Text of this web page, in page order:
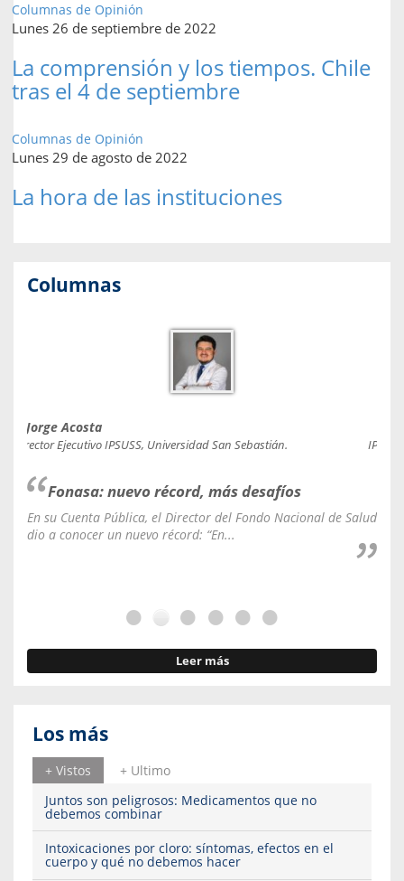
Columnas de Opinión
Lunes 26 de septiembre de 2022
La comprensión y los tiempos. Chile
tras el 4 de septiembre
Columnas de Opinión
Lunes 29 de agosto de 2022
La hora de las instituciones
Columnas
Jorge Acosta
Director Ejecutivo IPSUSS, Universidad San Sebastián.
Fonasa: nuevo récord, más desafíos
En su Cuenta Pública, el Director del Fondo Nacional de Salud
dio a conocer un nuevo récord: “En...
Leer más
Los más
+ Vistos
+ Ultimo
Juntos son peligrosos: Medicamentos que no
debemos combinar
Intoxicaciones por cloro: síntomas, efectos en el
cuerpo y qué no debemos hacer